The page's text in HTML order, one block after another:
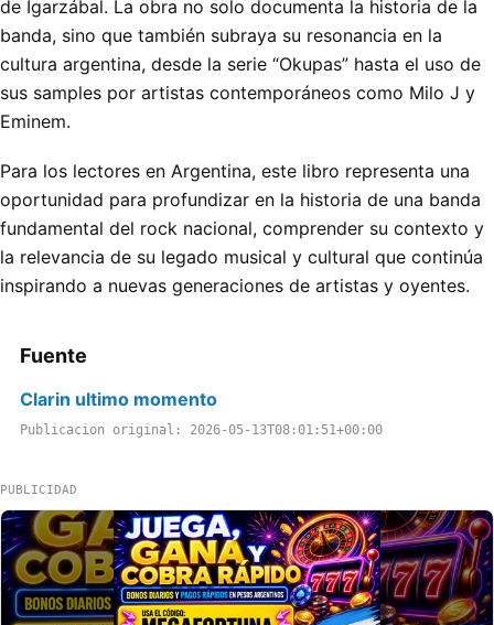
de Igarzábal. La obra no solo documenta la historia de la
banda, sino que también subraya su resonancia en la
cultura argentina, desde la serie “Okupas” hasta el uso de
sus samples por artistas contemporáneos como Milo J y
Eminem.
Para los lectores en Argentina, este libro representa una
oportunidad para profundizar en la historia de una banda
fundamental del rock nacional, comprender su contexto y
la relevancia de su legado musical y cultural que continúa
inspirando a nuevas generaciones de artistas y oyentes.
Fuente
Clarin ultimo momento
Publicacion original: 2026-05-13T08:01:51+00:00
PUBLICIDAD